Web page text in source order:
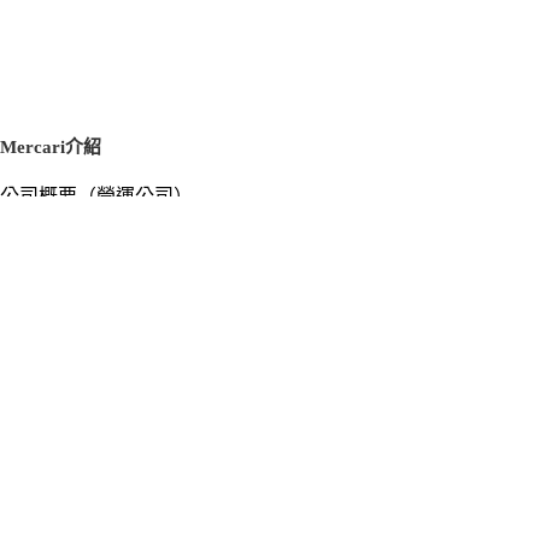
Mercari介紹
公司概要（營運公司）